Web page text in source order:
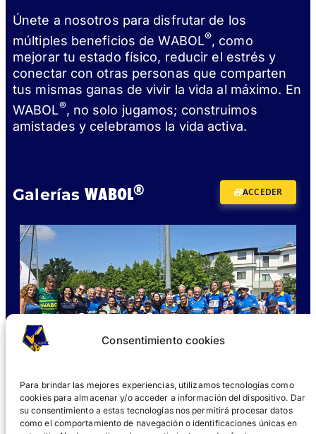
Consentimiento cookies
Para brindar las mejores experiencias, utilizamos tecnologías como
cookies para almacenar y/o acceder a información del dispositivo. Dar
su consentimiento a estas tecnologías nos permitirá procesar datos
como el comportamiento de navegación o identificaciones únicas en
Únete a nosotros para disfrutar de los
múltiples beneficios de WABOL®, como
mejorar tu estado físico, reducir el estrés y
conectar con otras personas que comparten
tus mismas ganas de vivir la vida al máximo. En
WABOL®, no solo jugamos; construimos
amistades y celebramos la vida activa.
GaleríasWABOL® ACCEDER